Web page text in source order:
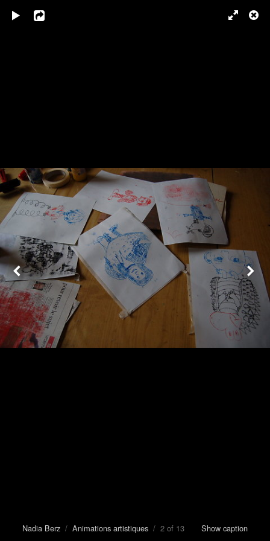
Nadia Berz / Animations artistiques / 2 of 13 Show caption